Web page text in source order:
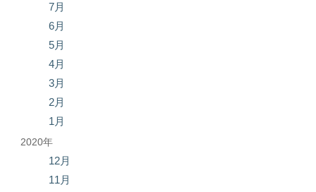
7月
6月
5月
4月
3月
2月
1月
2020年
12月
11月